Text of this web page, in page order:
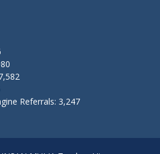
Referrals: 3,247